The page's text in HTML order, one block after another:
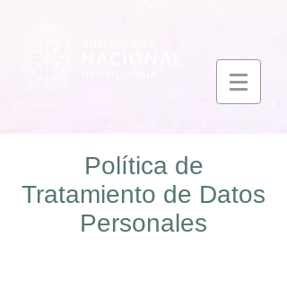
Política de
Tratamiento de Datos
Personales